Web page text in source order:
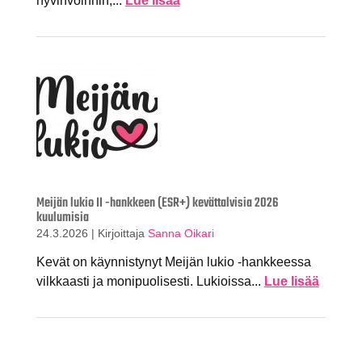
Meijän lukio II -hankkeen (ESR+) kevättalvisia 2026
kuulumisia
24.3.2026 | Kirjoittaja Sanna Oikari
Kevät on käynnistynyt Meijän lukio -hankkeessa
vilkkaasti ja monipuolisesti. Lukioissa... Lue lisää